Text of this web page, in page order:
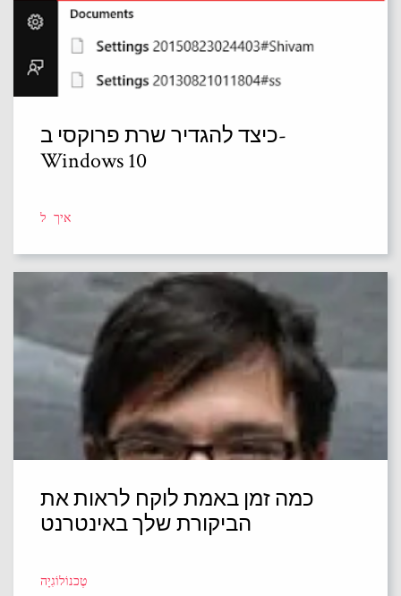
כיצד להגדיר שרת פרוקסי ב-
Windows 10
איך ל
כמה זמן באמת לוקח לראות את
הביקורת שלך באינטרנט
טֶכנוֹלוֹגִיָה